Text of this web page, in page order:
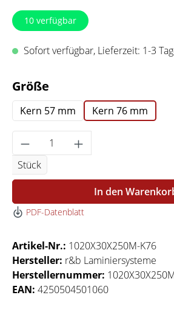
10 verfügbar
Sofort verfügbar, Lieferzeit: 1-3
Größe
Kern 57 mm Kern 76 mm
Produkt Anzahl: Gib den
Stück
In den
PDF-Datenblatt
Artikel-Nr.: 1020X30X250M-K76
Hersteller: r&b Laminiersysteme
Herstellernummer:
EAN: 4250504501060